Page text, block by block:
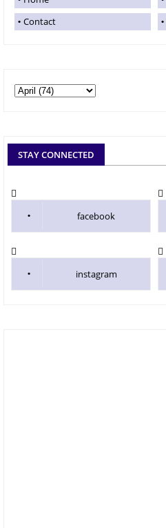
Contact
STAY CONNECTED
facebook
instagram